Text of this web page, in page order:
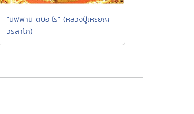
"นิพพาน ดับอะไร" (หลวงปู่เหรียญ
วรลาโภ)